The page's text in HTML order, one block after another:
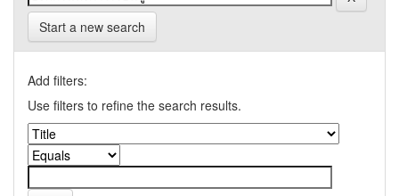
Start a new search
Add filters:
Use filters to refine the search results.